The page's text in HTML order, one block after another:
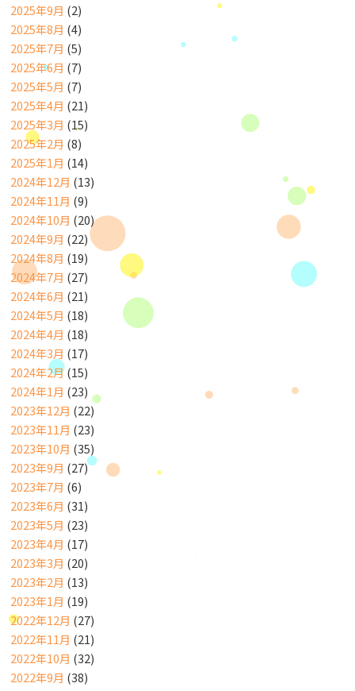
2025年9月 (2)
2025年8月 (4)
2025年7月 (5)
2025年6月 (7)
2025年5月 (7)
2025年4月 (21)
2025年3月 (15)
2025年2月 (8)
2025年1月 (14)
2024年12月 (13)
2024年11月 (9)
2024年10月 (20)
2024年9月 (22)
2024年8月 (19)
2024年7月 (27)
2024年6月 (21)
2024年5月 (18)
2024年4月 (18)
2024年3月 (17)
2024年2月(15)
2024年1月 (23)
2023年12月 (22)
2023年11月 (23)
2023年10月 (35)
2023年9月 (27)
2023年7月 (6)
2023年6月 (31)
2023年5月 (23)
2023年4月 (17)
2023年3月 (20)
2023年2月 (13)
2023年1月 (19)
2022年12月 (27)
2022年11月 (21)
2022年10月 (32)
2022年9月 (38)